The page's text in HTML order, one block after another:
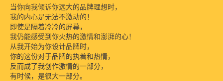
当你向我倾诉你远大的品牌理想时，
我的内心是无法不激动的！
即使是隔着冷冷的屏幕，
我仍能感受到你火热的激情和澎湃的心！
从我开始为你设计品牌时，
你的这份对于品牌的执着和热情，
反而成了我创作激情的一部分，
有时候，是很大一部分。